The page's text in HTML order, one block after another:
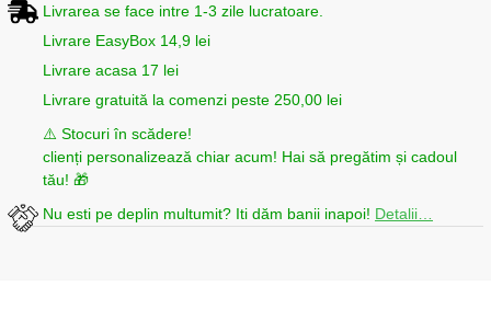
Livrarea se face intre 1-3 zile lucratoare.
Livrare EasyBox 14,9 lei
Livrare acasa 17 lei
Livrare gratuită la comenzi peste 250,00 lei
⚠️ Stocuri în scădere!
clienți personalizează chiar acum! Hai să pregătim și cadoul
tău! 🎁
Nu esti pe deplin multumit? Iti dăm banii inapoi! Detalii…